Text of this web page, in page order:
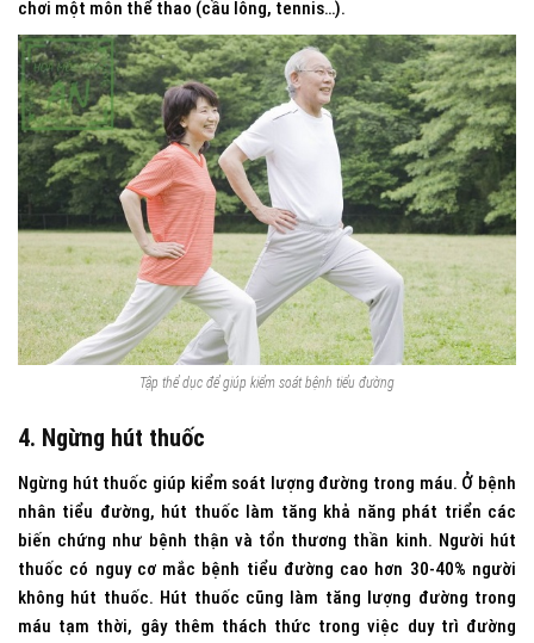
chơi một môn thể thao (cầu lông, tennis…).
Tập thể dục để giúp kiểm soát bệnh tiểu đường
4. Ngừng hút thuốc
Ngừng hút thuốc giúp kiểm soát lượng đường trong máu. Ở bệnh
nhân tiểu đường, hút thuốc làm tăng khả năng phát triển các
biến chứng như bệnh thận và tổn thương thần kinh. Người hút
thuốc có nguy cơ mắc bệnh tiểu đường cao hơn 30-40% người
không hút thuốc. Hút thuốc cũng làm tăng lượng đường trong
máu tạm thời, gây thêm thách thức trong việc duy trì đường